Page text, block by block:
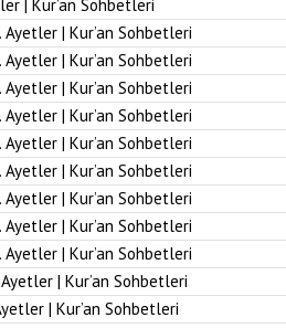
| Kur’an Sohbetleri
| Kur’an Sohbetleri
| Kur’an Sohbetleri
| Kur’an Sohbetleri
| Kur’an Sohbetleri
| Kur’an Sohbetleri
| Kur’an Sohbetleri
| Kur’an Sohbetleri
| Kur’an Sohbetleri
| Kur’an Sohbetleri
| Kur’an Sohbetleri
| Kur’an Sohbetleri